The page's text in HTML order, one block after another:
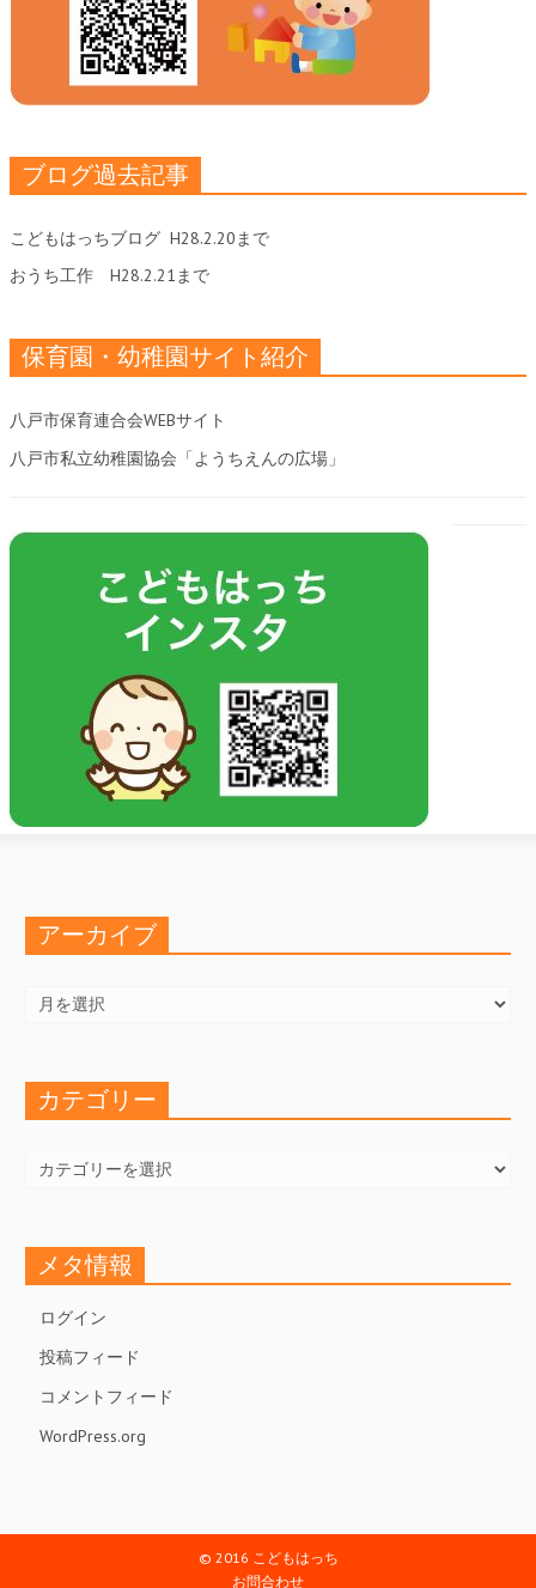
ブログ過去記事
こどもはっちブログ H28.2.20まで
おうち工作 H28.2.21まで
保育園・幼稚園サイト紹介
八戸市保育連合会WEBサイト
八戸市私立幼稚園協会「ようちえんの広場」
アーカイブ
カ
カテゴリー
ゴ
メタ情報
ログイン
投稿フィード
コメントフィード
WordPress.org
© 2016 こどもはっち
お問合わせ